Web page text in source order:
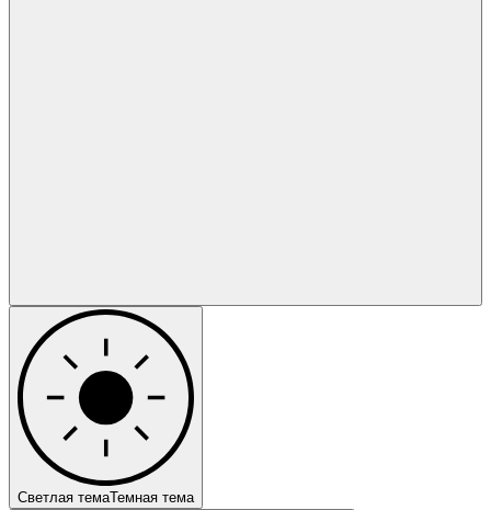
Светлая темаТемная тема